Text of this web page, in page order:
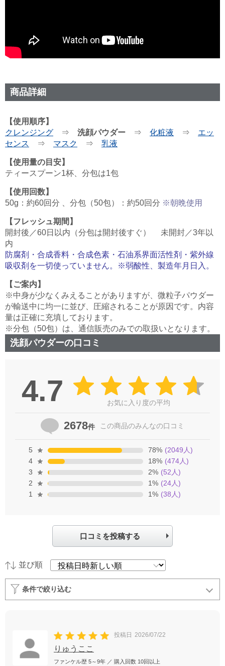
商品詳細
【使用順序】
クレンジング ⇒ 洗顔パウダー ⇒ 化粧液 ⇒ エッ
センス
⇒ マスク ⇒ 乳液
【使用量の目安】
ティースプーン1杯、分包は1包
【使用回数】
50g：約60回分 、分包（50包）：約50回分 ※朝晩使用
【フレッシュ期間】
開封後／60日以内（分包は開封後すぐ） 未開封／3年以
内
防腐剤・合成香料・合成色素・石油系界面活性剤・紫外線
吸収剤を一切使っていません。※弱酸性、製造年月日入。
【ご案内】
※中身が少なくみえることがありますが、微粒子パウダー
が輸送中に均一に並び、圧縮されることが原因です。内容
量は正確に充填しております。
※分包（50包）は、通信販売のみでの取扱いとなります。
洗顔パウダーの口コミ
4.7 お気に入り度の平均
2678件 この商品のみんなの口コミ
5 78% (2049人)
4
18% (474人)
3
2% (52人)
2
1% (24人)
1
1% (38人)
口コミを投稿する
並び順
条件で絞り込む
投稿日 2026/07/22
りゅうここ
ファンケル歴 5～9年 ／ 購入回数 10回以上